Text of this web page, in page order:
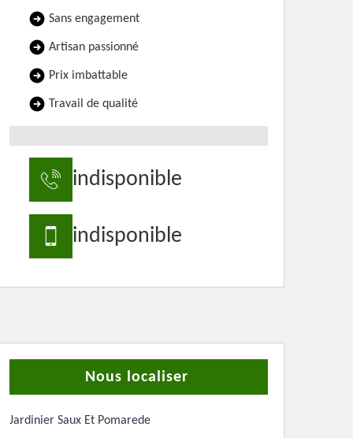
Sans engagement
Artisan passionné
Prix imbattable
Travail de qualité
indisponible
indisponible
Nous localiser
Jardinier Saux Et Pomarede